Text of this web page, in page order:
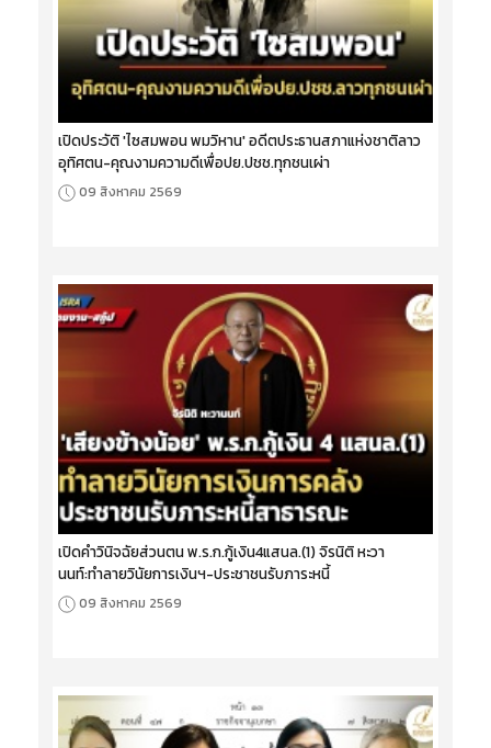
เปิดประวัติ 'ไซสมพอน พมวิหาน' อดีตประธานสภาแห่งชาติลาว
อุทิศตน-คุณงามความดีเพื่อปย.ปชช.ทุกชนเผ่า
09 สิงหาคม 2569
เปิดคำวินิจฉัยส่วนตน พ.ร.ก.กู้เงิน4แสนล.(1) จิรนิติ หะวา
นนท์:ทำลายวินัยการเงินฯ-ประชาชนรับภาระหนี้
09 สิงหาคม 2569